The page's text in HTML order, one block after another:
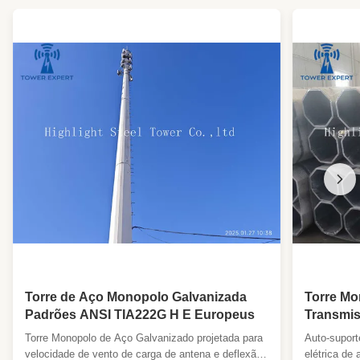
Maintenance: Baixo custo
Antenna Load: Conforme a exigência do cliente
Até 340 km/h
Character: ocupar pequena área, bela aparência
Pólos solares de rua ao ar livre
pólo solar único de rua
para venda de um único poste de
semáforo
Torre de Aço Monopolo Galvanizada
Padrões ANSI TIA222G H E Europeus
Torre Monopolo de Aço Galvanizado projetada para
velocidade de vento de carga de antena e deflexão
Torre
Único
Auto-
elétrica de